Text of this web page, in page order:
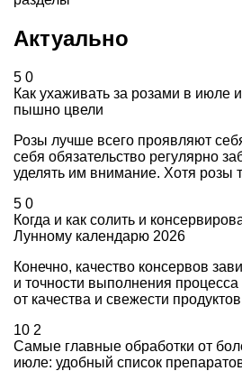
Актуально
5 0
Как ухаживать за розами в июле
пышно цвели
Розы лучше всего проявляют
себя обязательство регулярно
уделять им внимание. Хотя розы
5 0
Когда и как солить и
Лунному календарю 2026
Конечно, качество консервов
и точности выполнения
от качества и свежести
10 2
Самые главные обработки от
июле: удобный список